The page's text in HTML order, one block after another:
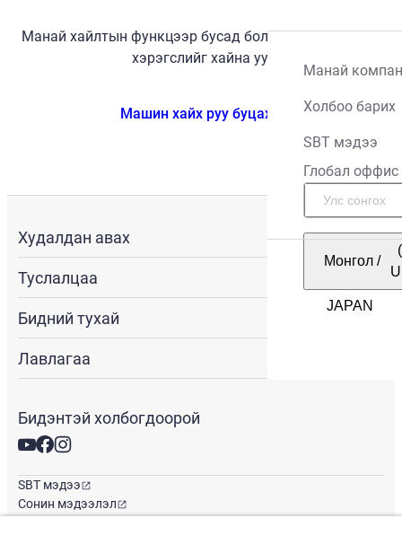
Манай
Холбоо барих
SBT мэдээ
Глобал оффис
Монгол /
Манай хайлтын функцээр бусад боломжит тээврийн
хэрэгслийг хайна уу.
Машин хайх руу буцах
Худалдан авах
Туслалцаа
Бидний тухай
Лавлагаа
Бидэнтэй холбогдоорой
SBT мэдээ
Сонин мэдээлэл